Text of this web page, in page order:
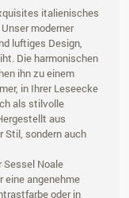
italienisches
moderner
luftiges Design,
Die harmonischen
ihn zu einem
in Ihrer Leseecke
als stilvolle
aus
Stil, sondern auch
Sessel Noale
eine angenehme
oder in